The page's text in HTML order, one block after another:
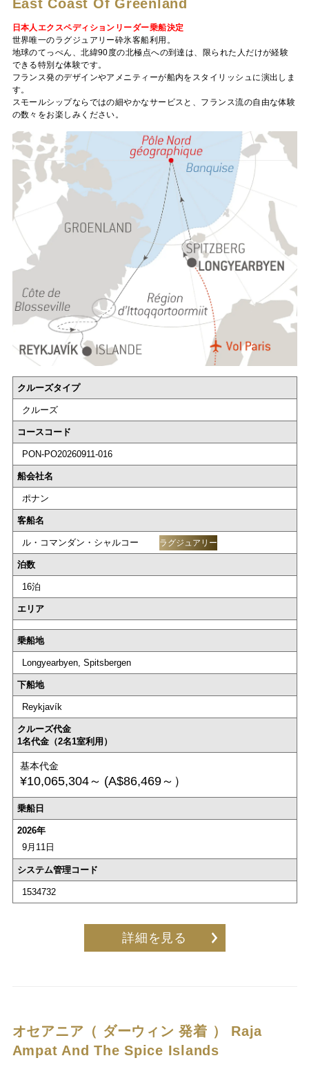
East Coast Of Greenland
日本人エクスペディションリーダー乗船決定
世界唯一のラグジュアリー砕氷客船利用。
地球のてっぺん、北緯90度の北極点への到達は、限られた人だけが経験
できる特別な体験です。
フランス発のデザインやアメニティーが船内をスタイリッシュに演出しま
す。
スモールシップならではの細やかなサービスと、フランス流の自由な体験
の数々をお楽しみください。
クルーズタイプ
クルーズ
コースコード
PON-PO20260911-016
船会社名
ポナン
客船名
ル・コマンダン・シャルコー ラグジュアリー
泊数
16泊
エリア
乗船地
Longyearbyen, Spitsbergen
下船地
Reykjavík
クルーズ代金
1名代金（2名1室利用）
基本代金
¥10,065,304～ (A$86,469～）
乗船日
2026年
9月11日
システム管理コード
1534732
詳細を見る
オセアニア（ ダーウィン 発着 ） Raja
Ampat And The Spice Islands